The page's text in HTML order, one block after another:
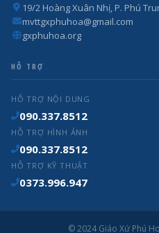
19/2 Hoàng Xuân Nhị, P. Phú
mvttgxphuhoa@gmail.com
gxphuhoa.org
HỖ TRỢ
HỖ TRỢ NỘI DUNG
090.337.8512
HỖ TRỢ HÌNH ẢNH
090.337.8512
HỖ TRỢ KỸ THUẬT
0373.996.947
© 2024 Giáo Xứ Phú